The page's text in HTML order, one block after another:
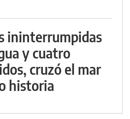
ininterrumpidas
y cuatro
cruzó el mar
historia